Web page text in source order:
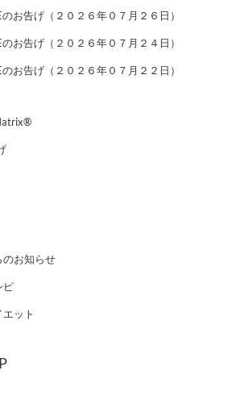
お告げ（２０２６年０７月２６日）
お告げ（２０２６年０７月２４日）
お告げ（２０２６年０７月２２日）
のお知らせ
ピ
ット